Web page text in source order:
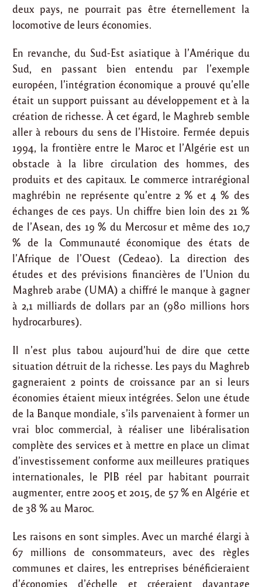
deux pays, ne pourrait pas être éternellement la
locomotive de leurs économies.
En revanche, du Sud-Est asiatique à l’Amérique du
Sud, en passant bien entendu par l’exemple
européen, l’intégration économique a prouvé qu’elle
était un support puissant au développement et à la
création de richesse. À cet égard, le Maghreb semble
aller à rebours du sens de l’Histoire. Fermée depuis
1994, la frontière entre le Maroc et l’Algérie est un
obstacle à la libre circulation des hommes, des
produits et des capitaux. Le commerce intrarégional
maghrébin ne représente qu’entre 2 % et 4 % des
échanges de ces pays. Un chiffre bien loin des 21 %
de l’Asean, des 19 % du Mercosur et même des 10,7
% de la Communauté économique des états de
l’Afrique de l’Ouest (Cedeao). La direction des
études et des prévisions financières de l’Union du
Maghreb arabe (UMA) a chiffré le manque à gagner
à 2,1 milliards de dollars par an (980 millions hors
hydrocarbures).
Il n’est plus tabou aujourd’hui de dire que cette
situation détruit de la richesse. Les pays du Maghreb
gagneraient 2 points de croissance par an si leurs
économies étaient mieux intégrées. Selon une étude
de la Banque mondiale, s’ils parvenaient à former un
vrai bloc commercial, à réaliser une libéralisation
complète des services et à mettre en place un climat
d’investissement conforme aux meilleures pratiques
internationales, le PIB réel par habitant pourrait
augmenter, entre 2005 et 2015, de 57 % en Algérie et
de 38 % au Maroc.
Les raisons en sont simples. Avec un marché élargi à
67 millions de consommateurs, avec des règles
communes et claires, les entreprises bénéficieraient
d’économies d’échelle et créeraient davantage